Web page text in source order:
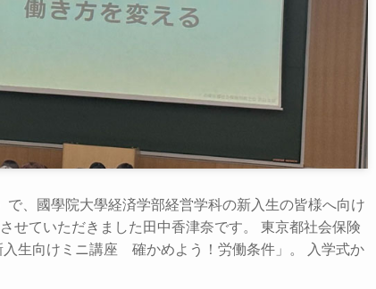
、國學院大學経済学部経営学科の新入生の皆様へ向け
せていただきました田中香津奈です。 東京都社会保険
生向けミニ講座 確かめよう！労働条件」。 入学式か